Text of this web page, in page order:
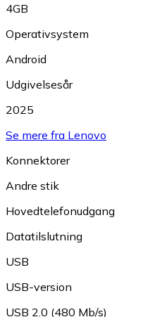
4GB
Operativsystem
Android
Udgivelsesår
2025
Se mere fra Lenovo
Konnektorer
Andre stik
Hovedtelefonudgang
Datatilslutning
USB
USB-version
USB 2.0 (480 Mb/s)